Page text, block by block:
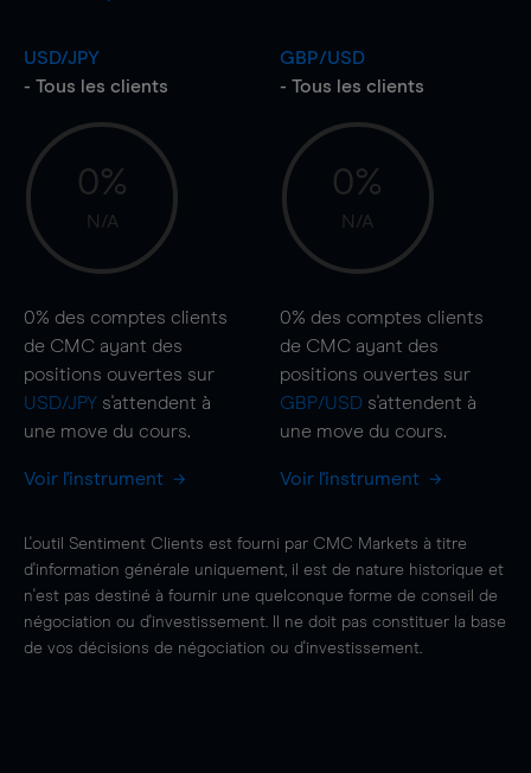
USD/JPY
- Tous les clients
0%
N/A
0% des comptes clients
de CMC ayant des
positions ouvertes sur
USD/JPY s'attendent à
une move du cours.
Voir l'instrument
GBP/USD
- Tous les clients
0%
N/A
0% des comptes clients
de CMC ayant des
positions ouvertes sur
GBP/USDs'attendent à
une move du cours.
Voir l'instrument
L'outil Sentiment Clients est fourni par CMC Markets à titre
d'information générale uniquement, il est de nature historique et
n'est pas destiné à fournir une quelconque forme de conseil de
négociation ou d'investissement. Il ne doit pas constituer la base
de vos décisions de négociation ou d'investissement.